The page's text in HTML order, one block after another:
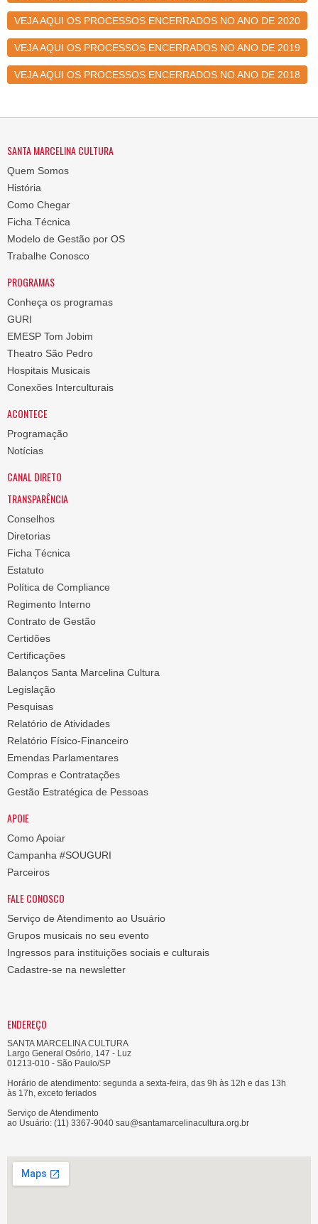
VEJA AQUI OS PROCESSOS ENCERRADOS NO ANO DE 2020
VEJA AQUI OS PROCESSOS ENCERRADOS NO ANO DE 2019
VEJA AQUI OS PROCESSOS ENCERRADOS NO ANO DE 2018
SANTA MARCELINA CULTURA
Quem Somos
História
Como Chegar
Ficha Técnica
Modelo de Gestão por OS
Trabalhe Conosco
PROGRAMAS
Conheça os programas
GURI
EMESP Tom Jobim
Theatro São Pedro
Hospitais Musicais
Conexões Interculturais
ACONTECE
Programação
Notícias
CANAL DIRETO
TRANSPARÊNCIA
Conselhos
Diretorias
Ficha Técnica
Estatuto
Política de Compliance
Regimento Interno
Contrato de Gestão
Certidões
Certificações
Balanços Santa Marcelina Cultura
Legislação
Pesquisas
Relatório de Atividades
Relatório Físico-Financeiro
Emendas Parlamentares
Compras e Contratações
Gestão Estratégica de Pessoas
APOIE
Como Apoiar
Campanha #SOUGURI
Parceiros
FALE CONOSCO
Serviço de Atendimento ao Usuário
Grupos musicais no seu evento
Ingressos para instituições sociais e culturais
Cadastre-se na newsletter
ENDEREÇO
SANTA MARCELINA CULTURA
Largo General Osório, 147 - Luz
01213-010 - São Paulo/SP
Horário de atendimento: segunda a sexta-feira, das 9h às 12h e das 13h
às 17h, exceto feriados
Serviço de Atendimento
ao Usuário: (11) 3367-9040 sau@santamarcelinacultura.org.br